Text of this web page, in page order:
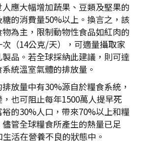
應大幅增加蔬果、豆類及堅果的
的消費量50%以上。換言之，該
為主，限制動物性食品如紅肉的
（14公克/天），可適量攝取家
品。若全球採納此建議，則可達
統溫室氣體的排放量。
放量中有30%源自於糧食系統，
也可阻止每年1500萬人提早死
的30%人口，帶來70%以上和糧
管全球糧食所產生的熱量已足
活在營養不良的狀態中。